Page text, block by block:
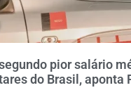
pior salário
do Brasil, aponta